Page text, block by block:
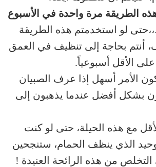
الطريقة مرة واحدة في الأسبوع
لو استخدمتم هذه الطريقة
أنتم بحاجة إلى تنظيف في العمق
الأقل أسبوعياً.
الأمر أسهل إذا عرف الصبيان
بشكل أفضل عندما يذهبون إلى
مع هذه الحيلة، حتى لو كنت
الذي ينظف الحمام، ستنجحين
من هذه الرائحة العنيدة !